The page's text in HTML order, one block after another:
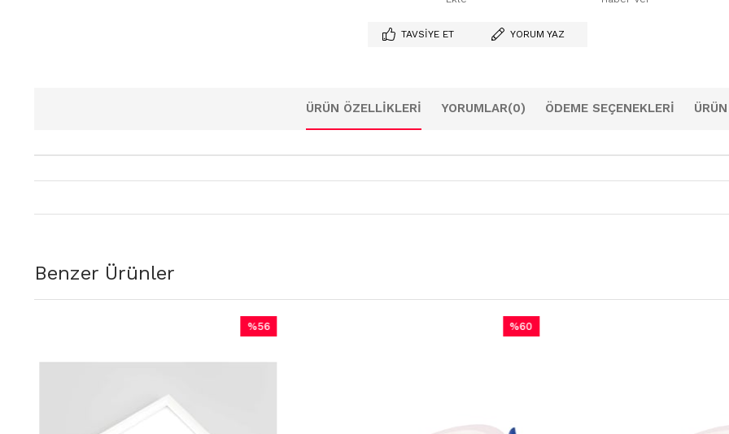
TAVSIYE ET YORUM YAZ
ÜRÜN ÖZELLIKLERI YORUMLAR(0) ÖDEME SEÇENEKLERI
Benzer Ürünler
%56
%60